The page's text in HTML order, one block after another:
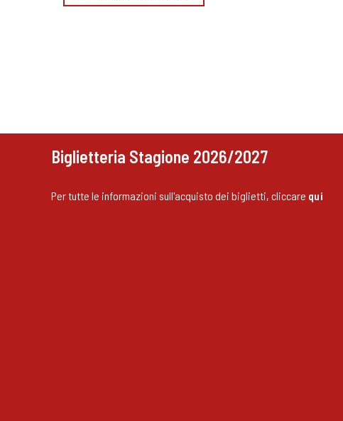
Biglietteria Stagione 2026/2027
Per tutte le informazioni sull'acquisto dei biglietti, cliccare qui